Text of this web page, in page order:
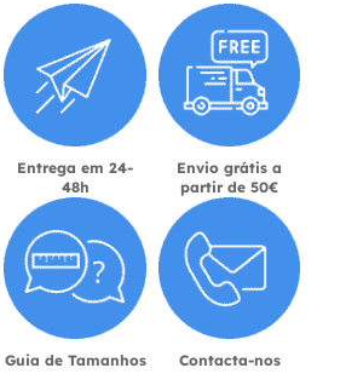
Entrega em 24-
48h
Envio grátis a
partir de 50€
Guia de Tamanhos Contacta-nos